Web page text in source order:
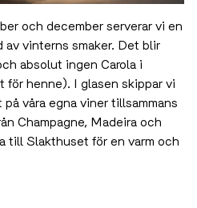
och december serverar vi en
vinterns smaker. Det blir
absolut ingen Carola i
för henne). I glasen skippar vi
våra egna viner tillsammans
Champagne, Madeira och
till Slakthuset för en varm och